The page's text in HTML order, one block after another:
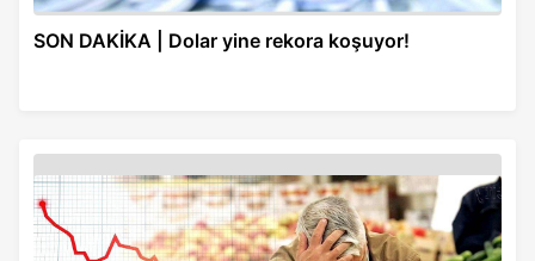
SON DAKİKA | Dolar yine rekora koşuyor!